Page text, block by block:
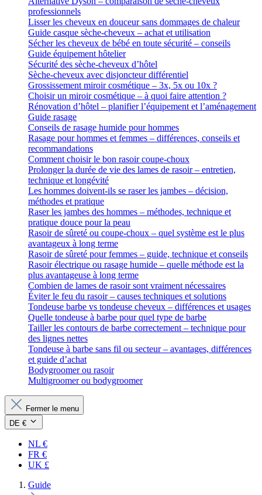
professionnels
Lisser les cheveux en douceur sans dommages de chaleur
Guide casque sèche-cheveux – achat et utilisation
Sécher les cheveux de bébé en toute sécurité – conseils
Guide équipement hôtelier
Sécurité des sèche-cheveux d’hôtel
Sèche-cheveux avec disjoncteur différentiel
Grossissement miroir cosmétique – 3x, 5x ou 10x ?
Choisir un miroir cosmétique – à quoi faire attention ?
Rénovation d’hôtel – planifier l’équipement et l’aménagement
Guide rasage
Conseils de rasage humide pour hommes
Rasage pour hommes et femmes – différences, conseils et
recommandations
Comment choisir le bon rasoir coupe-choux
Prolonger la durée de vie des lames de rasoir – entretien,
technique et longévité
Les hommes doivent-ils se raser les jambes – décision,
méthodes et pratique
Raser les jambes des hommes – méthodes, technique et
pratique douce pour la peau
Rasoir de sûreté ou coupe-choux – quel système est le plus
avantageux à long terme
Rasoir de sûreté pour femmes – guide, technique et conseils
Rasoir électrique ou rasage humide – quelle méthode est la
plus avantageuse à long terme
Combien de lames de rasoir sont vraiment nécessaires
Éviter le feu du rasoir – causes techniques et solutions
Tondeuse barbe vs tondeuse cheveux – différences et usages
Quelle tondeuse à barbe pour quel type de barbe
Tailler les contours de barbe correctement – technique pour
des lignes nettes
Tondeuse à barbe sans fil ou secteur – avantages, différences
et guide d’achat
Bodygroomer ou rasoir
Multigroomer ou bodygroomer
Fermer le menu
DE €
NL €
FR €
UK £
Guide